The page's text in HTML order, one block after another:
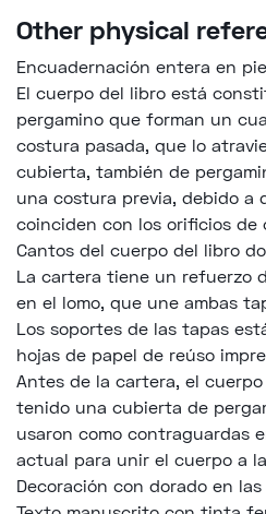
Other physical
Encuadernación entera en
El cuerpo del libro está
pergamino que forman un
costura pasada, que lo
cubierta, también de
una costura previa, debido a
coinciden con los orificios de
Cantos del cuerpo del libro
La cartera tiene un refuerzo
en el lomo, que une ambas
Los soportes de las tapas
hojas de papel de reúso
Antes de la cartera, el
tenido una cubierta de
usaron como contraguardas
actual para unir el cuerpo a
Decoración con dorado en